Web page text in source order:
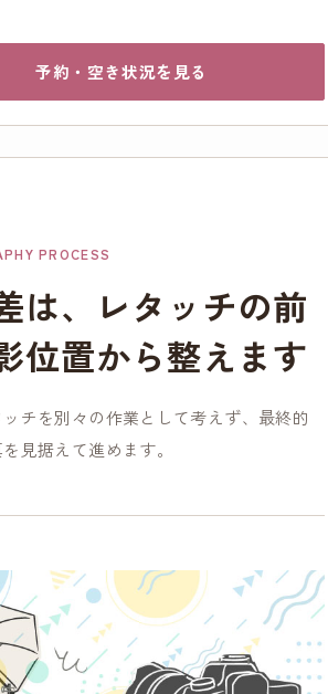
予約・空き状況を見る
PROCESS
は、レタッチの前
位置から整えます
チを別々の作業として考えず、最終的
見据えて進めます。